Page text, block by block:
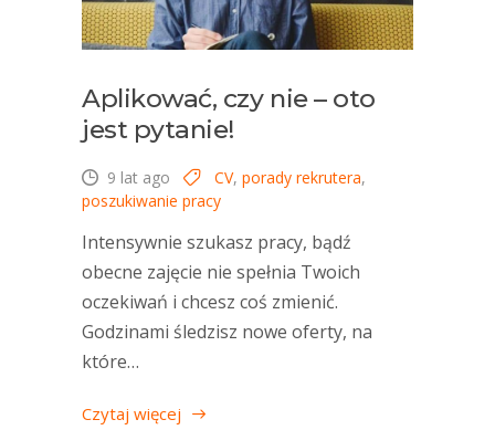
Aplikować, czy nie – oto
jest pytanie!
9 lat ago CV, porady rekrutera,
poszukiwanie pracy
Intensywnie szukasz pracy, bądź
obecne zajęcie nie spełnia Twoich
oczekiwań i chcesz coś zmienić.
Godzinami śledzisz nowe oferty, na
które…
Czytaj więcej